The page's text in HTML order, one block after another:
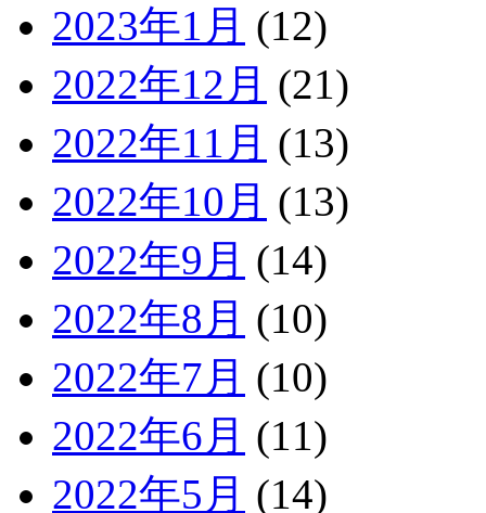
2023年1月 (12)
2022年12月 (21)
2022年11月 (13)
2022年10月 (13)
2022年9月 (14)
2022年8月 (10)
2022年7月 (10)
2022年6月 (11)
2022年5月 (14)